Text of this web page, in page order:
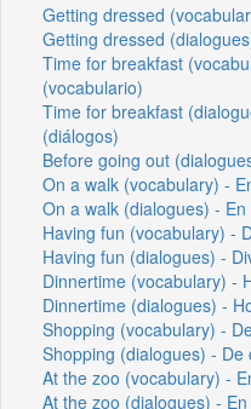
Getting dressed
Getting dressed
Time for breakfast
(vocabulario)
Time for breakfast
(diálogos)
Before going out
On a walk (vocabulary) -
On a walk (dialogues) -
Having fun (vocabulary) -
Having fun (dialogues) -
Dinnertime (vocabulary) -
Dinnertime (dialogues) -
Shopping (vocabulary) -
Shopping (dialogues) - De
At the zoo (vocabulary) -
At the zoo (dialogues) -